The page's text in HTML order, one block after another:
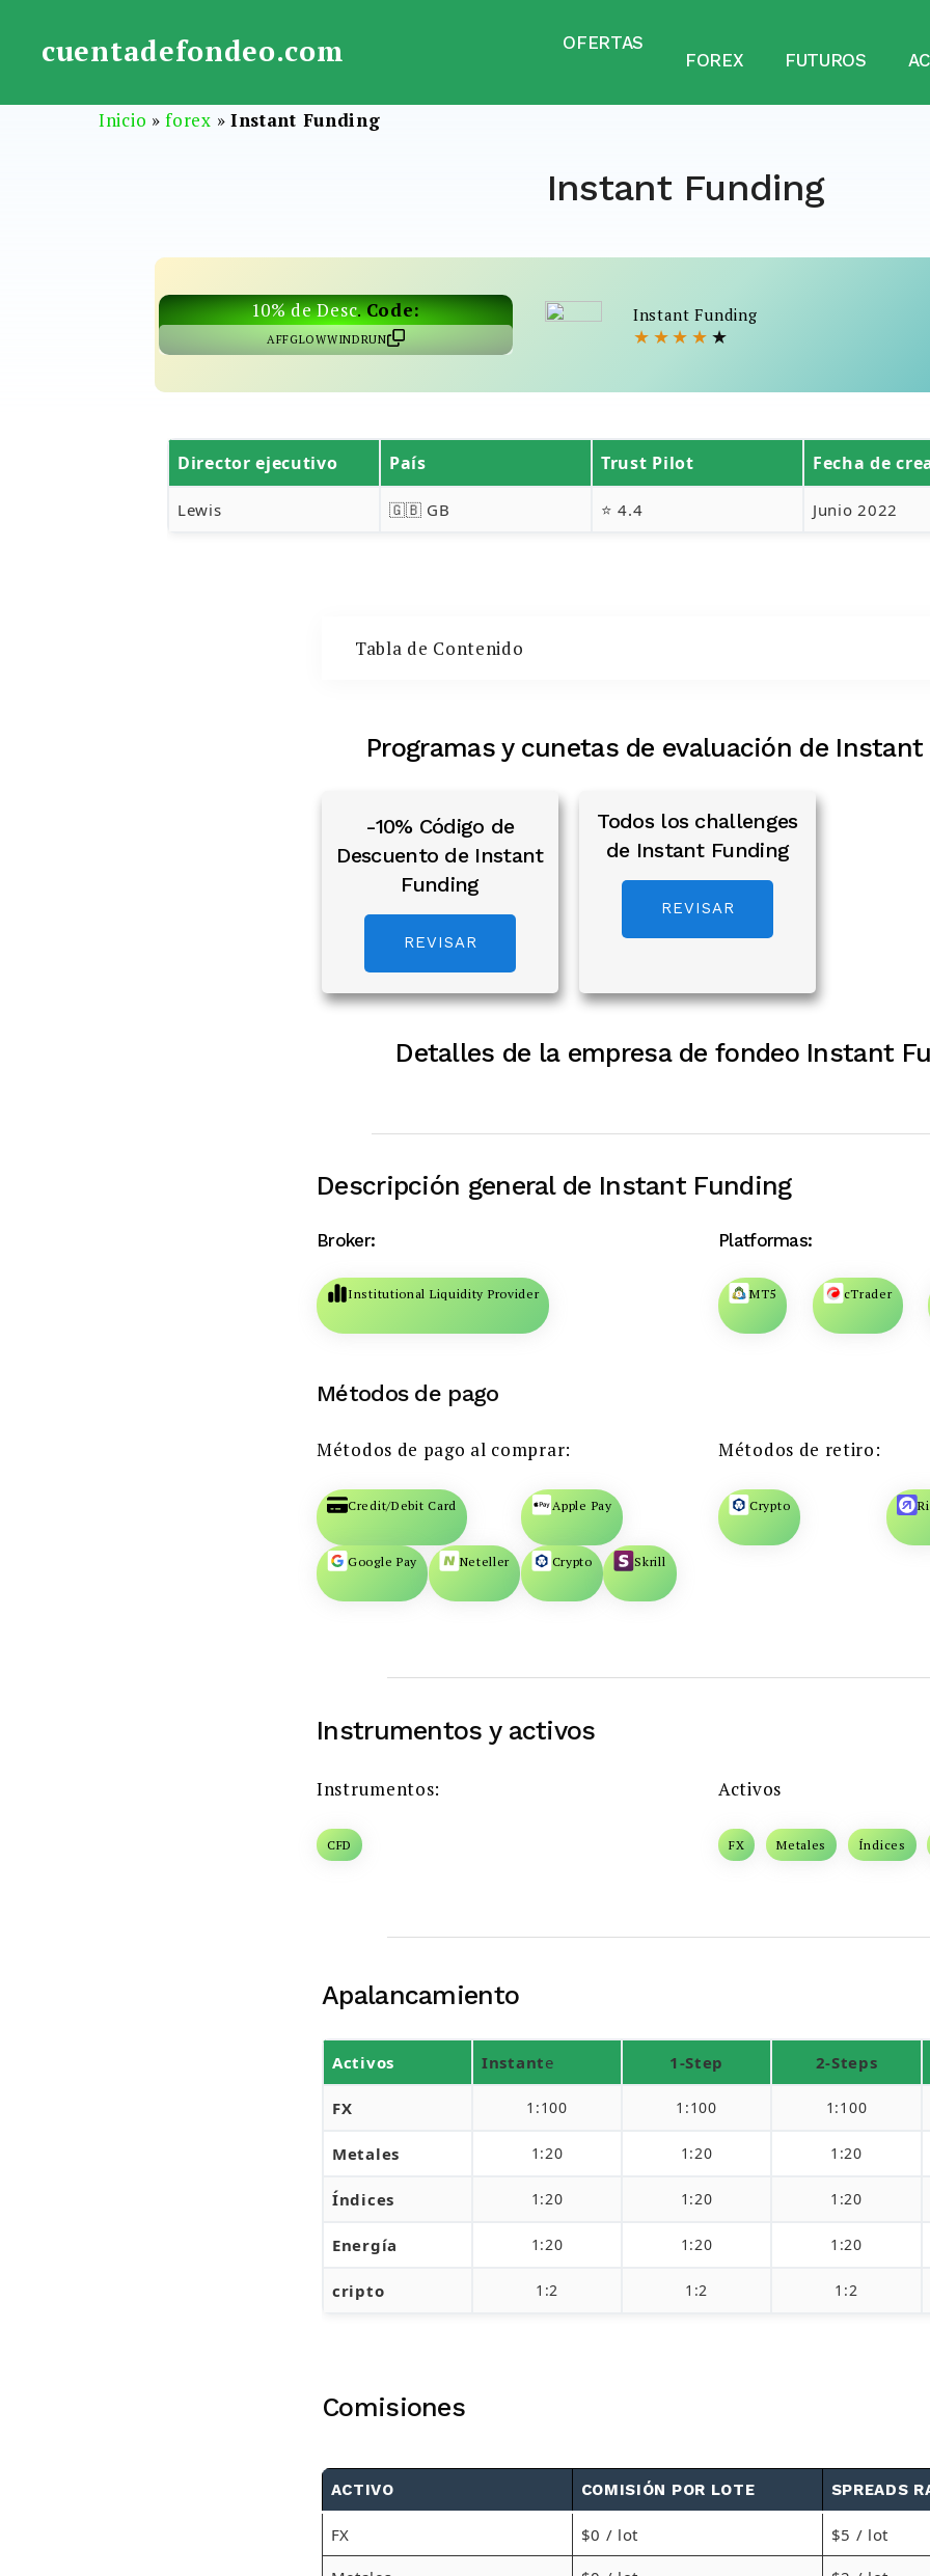
cuentadefondeo.com
OFERTAS
FOREX
FUTUROS
Inicio »forex » Instant Funding
Instant Funding
10% de Desc.Code:
AFFGLOWWINDRUN
Instant Funding
★ ★★ ★ ★
Director ejecutivo País Trust Pilot Fecha de
Lewis 🇬🇧 GB ⭐ 4.4 Junio 2022
Tabla de Contenido
Programas y cunetas de evaluación de
-10% Código de
Descuento de Instant
Funding
REVISAR
Todos los challenges
de Instant Funding
REVISAR
Detalles de la empresa de fondeo Instant
Descripción general de Instant Funding
Broker:
Institutional Liquidity Provider
Platformas:
MT5 cTrader
Métodos de pago
Métodos de pago al comprar:
Credit/Debit Card Apple Pay
Google Pay Neteller Crypto Skrill
Métodos de retiro:
Crypto
Instrumentos y activos
Instrumentos:
CFD
Activos
FX Metales Índices
Apalancamiento
Activos Instante 1-Step 2-Steps
FX 1:100 1:100 1:100
Metales 1:20 1:20 1:20
Índices 1:20 1:20 1:20
Energía 1:20 1:20 1:20
cripto 1:2 1:2 1:2
Comisiones
ACTIVO COMISIÓN POR LOTE SPREADS
FX $0 / lot $5 / lot